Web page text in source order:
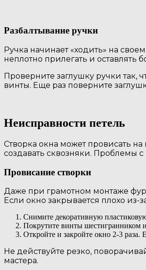
Разбалтывание ручки
Ручка начинает «ходить» на
неплотно прилегать и оставлять
Проверните заглушку ручки так,
винты. Еще раз поверните
Неисправности петель
Створка окна может провисать
создавать сквозняки. Проблемы
Провисание створки
Даже при грамотном монтаже
Если окно закрывается плохо
Снимите декоративную
Покрутите винты шестигранником
Откройте и закройте окно 2-3 раза.
Не действуйте резко,
мастера.